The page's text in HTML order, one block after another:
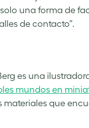
una forma de
de contacto”.
es una
mundos en
materiales que